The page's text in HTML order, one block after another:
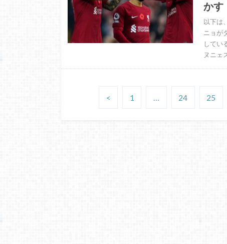
かす
以下は
ニョが
してい
ヌニェ
< 1 24 25